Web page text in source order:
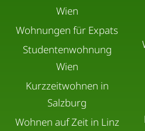
Wien
Wohnungen für Expats
Studentenwohnung
Wien
Kurzzeitwohnen in
Salzburg
Wohnen auf Zeit in Linz